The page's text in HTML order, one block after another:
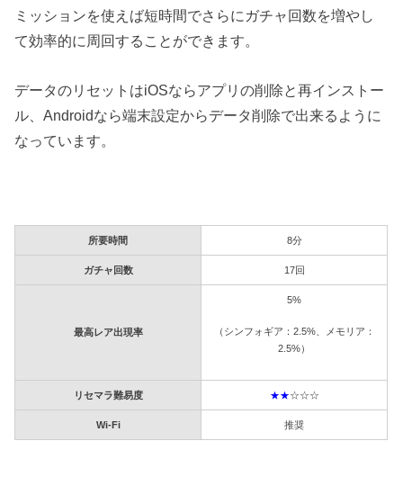
ミッションを使えば短時間でさらにガチャ回数を増やし
て効率的に周回することができます。
データのリセットはiOSならアプリの削除と再インストー
ル、Androidなら端末設定からデータ削除で出来るように
なっています。
所要時間 8分
ガチャ回数 17回
最高レア出現率
5%
（シンフォギア：2.5%、メモリア：
2.5%）
リセマラ難易度 ★★☆☆☆
Wi-Fi 推奨